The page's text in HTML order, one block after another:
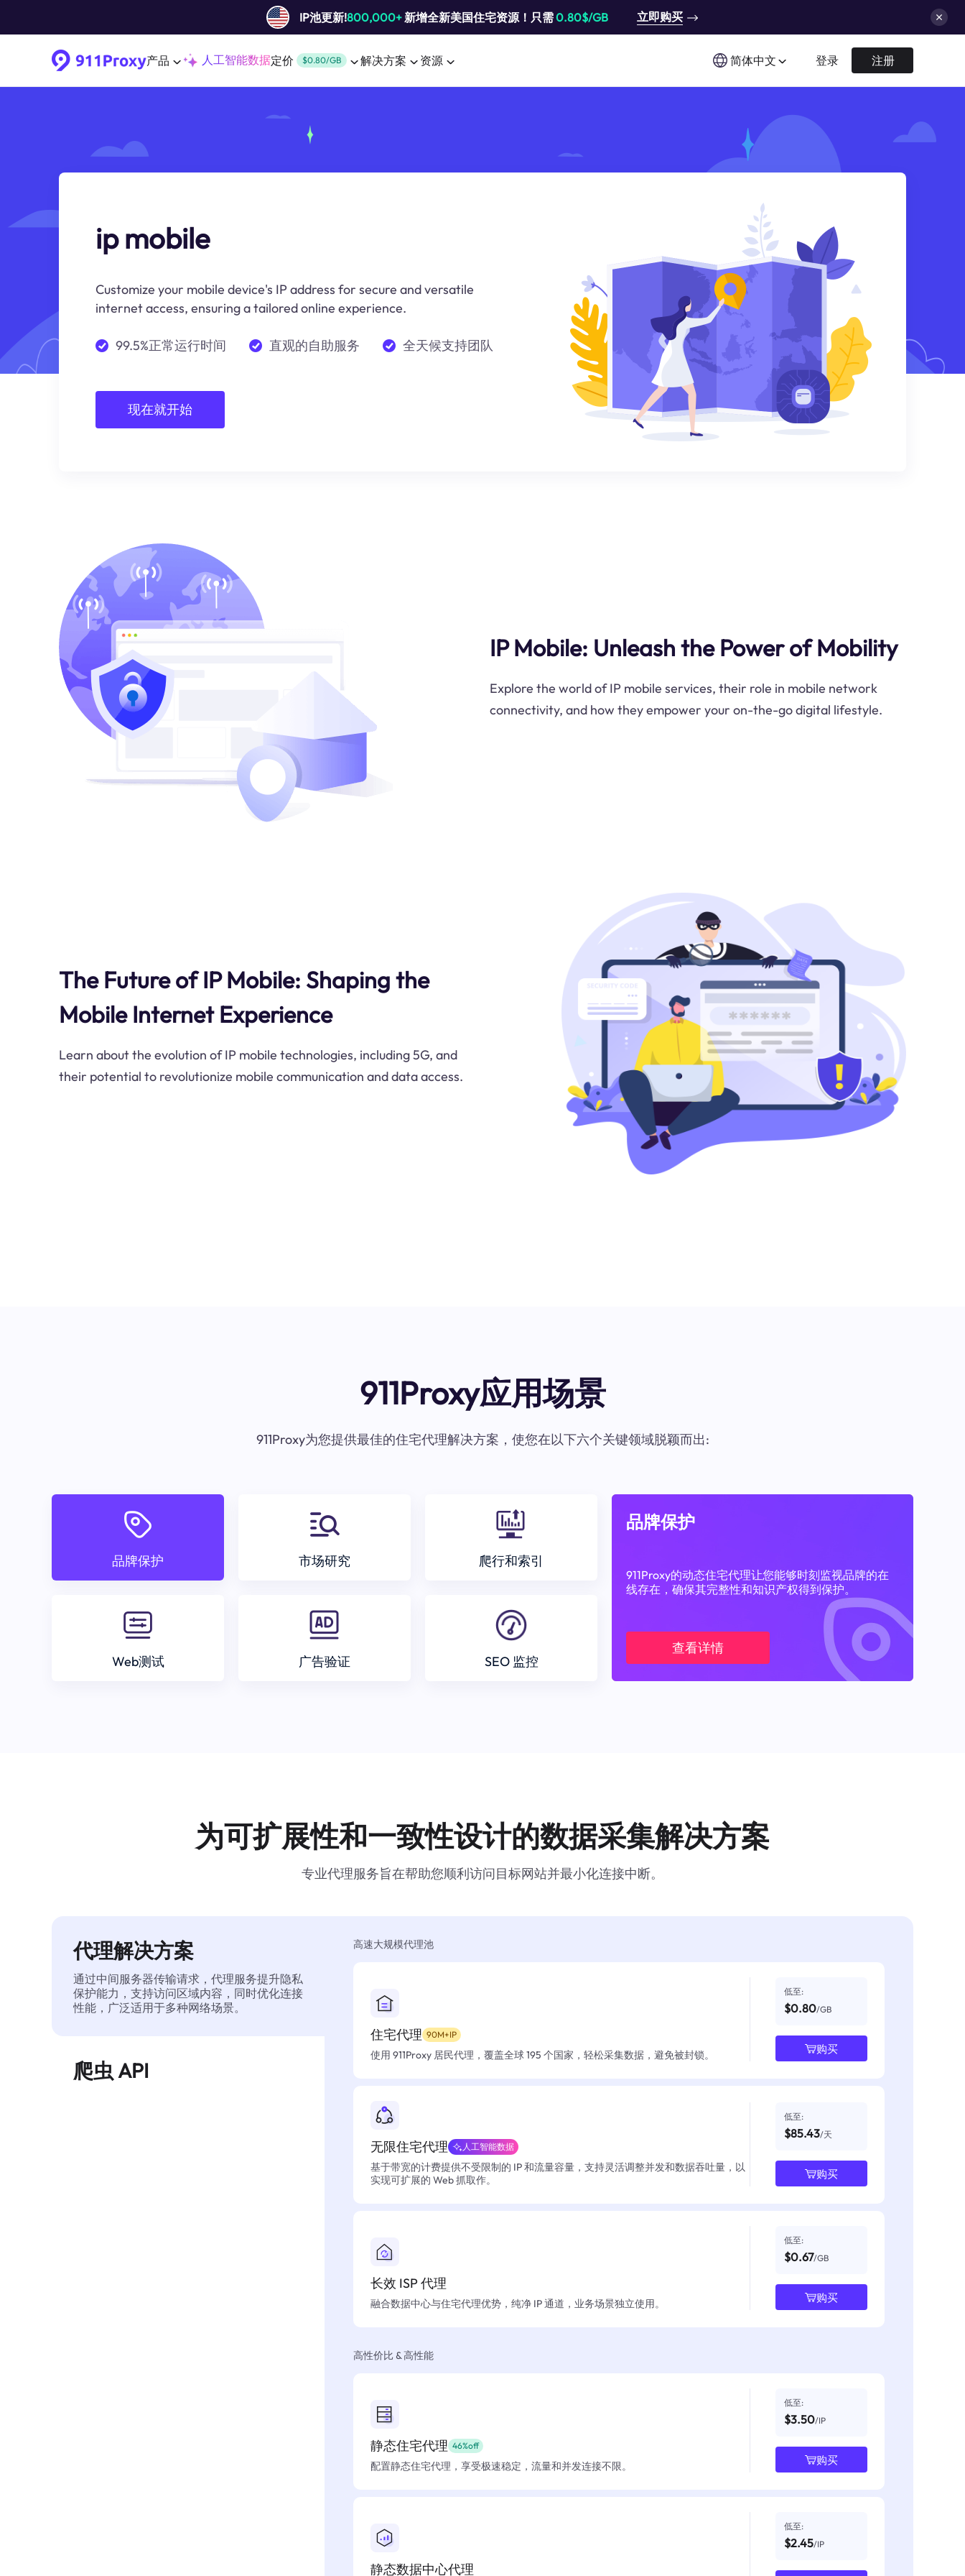
IP池更新!800,000+新增全新美国住宅资源！只需0.80$/GB 立即购买
产品 人工智能数据定价 $0.80/GB 解决方案 资源 简体中文 登录 注册
ip mobile
Customize your mobile device's IP address for secure and versatile
internet access, ensuring a tailored online experience.
99.5%正常运行时间 直观的自助服务 全天候支持团队
现在就开始
IP Mobile: Unleash the Power of Mobility
Explore the world of IP mobile services, their role in mobile network
connectivity, and how they empower your on-the-go digital lifestyle.
The Future of IP Mobile: Shaping the
Mobile Internet Experience
Learn about the evolution of IP mobile technologies, including 5G, and
their potential to revolutionize mobile communication and data access.
911Proxy应用场景
911Proxy为您提供最佳的住宅代理解决方案，使您在以下六个关键领域脱颖而出:
品牌保护 市场研究 爬行和索引
Web测试 广告验证 SEO 监控
品牌保护
911Proxy的动态住宅代理让您能够时刻监视品牌的在
线存在，确保其完整性和知识产权得到保护。
查看详情
为可扩展性和一致性设计的数据采集解决方案
专业代理服务旨在帮助您顺利访问目标网站并最小化连接中断。
代理解决方案
通过中间服务器传输请求，代理服务提升隐私
保护能力，支持访问区域内容，同时优化连接
性能，广泛适用于多种网络场景。
爬虫 API
高速大规模代理池
住宅代理 90M+IP
使用 911Proxy 居民代理，覆盖全球 195 个国家，轻松采集数据，避免被封锁。
低至:
$0.80/GB
购买
无限住宅代理 人工智能数据
基于带宽的计费提供不受限制的 IP 和流量容量，支持灵活调整并发和数据吞吐量，以
实现可扩展的 Web 抓取作。
低至:
$85.43/天
购买
长效 ISP 代理
融合数据中心与住宅代理优势，纯净 IP 通道，业务场景独立使用。
低至:
$0.67/GB
购买
高性价比 & 高性能
静态住宅代理 46%off
配置静态住宅代理，享受极速稳定，流量和并发连接不限。
低至:
$3.50/IP
购买
静态数据中心代理
低至:
$2.45/IP